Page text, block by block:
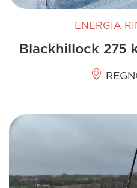
ENERGIA
Blackhillock 275